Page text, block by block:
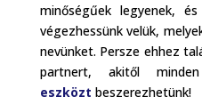
minőségűek legyenek,
végezhessünk velük,
nevünket. Persze ehhez
partnert, akitől
eszközt beszerezhetünk!